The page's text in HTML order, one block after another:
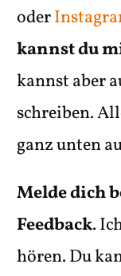
oder
kannst du
kannst aber
schreiben.
ganz unten
Melde dich
Feedback.
hören. Du